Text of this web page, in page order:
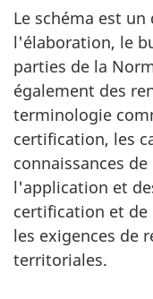
Le schéma est
l'élaboration, le
parties de la
également des
terminologie
certification, les
connaissances
l'application et
certification et
les exigences de
territoriales.